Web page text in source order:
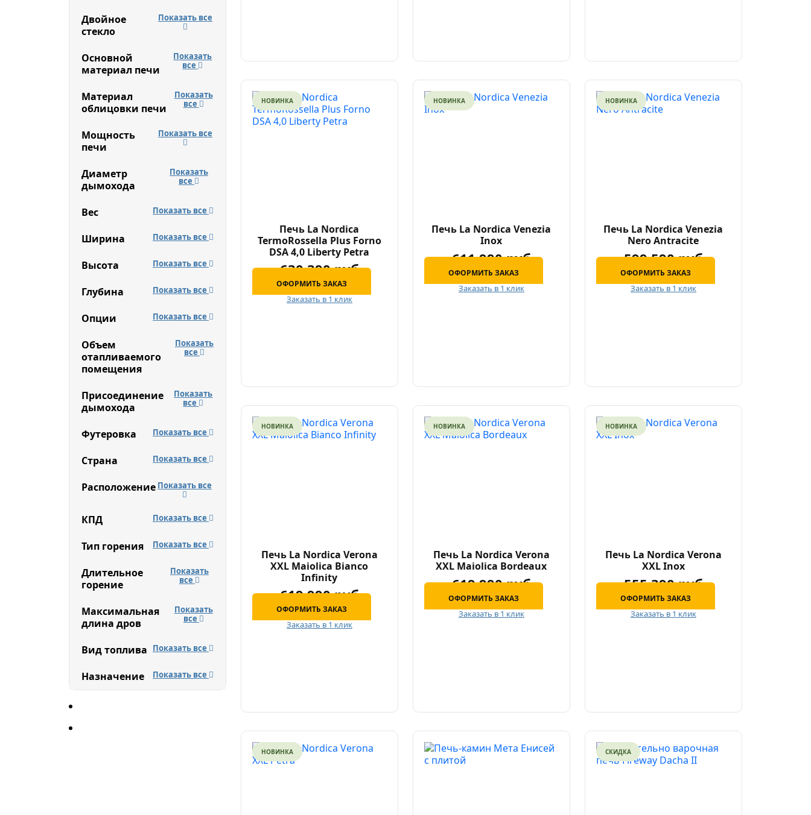
Двойное
стекло
Показать все
Основной
материал печи
Показать
все
Материал
облицовки печи
Показать
все
Мощность
печи
Показать все
Диаметр
дымохода
Показать
все
Вес Показать все
Ширина Показать все
Высота Показать все
Глубина Показать все
Опции Показать все
Объем
отапливаемого
помещения
Показать
все
Присоединение
дымохода
Показать
все
Футеровка Показать все
Страна Показать все
Расположение Показать все
КПД Показать все
Тип горения Показать все
Длительное
горение
Показать
все
Максимальная
длина дров
Показать
все
Вид топлива Показать все
Назначение Показать все
НОВИНКА
Печь La Nordica
TermoRossella Plus Forno
DSA 4,0 Liberty Petra
630 390 руб
ОФОРМИТЬ ЗАКАЗ
Заказать в 1 клик
НОВИНКА
Печь La Nordica Venezia
Inox
611 990 руб
ОФОРМИТЬ ЗАКАЗ
Заказать в 1 клик
НОВИНКА
Печь La Nordica Venezia
Nero Antracite
599 590 руб
ОФОРМИТЬ ЗАКАЗ
Заказать в 1 клик
НОВИНКА
Печь La Nordica Verona
XXL Maiolica Bianco
Infinity
619 990 руб
ОФОРМИТЬ ЗАКАЗ
Заказать в 1 клик
НОВИНКА
Печь La Nordica Verona
XXL Maiolica Bordeaux
619 990 руб
ОФОРМИТЬ ЗАКАЗ
Заказать в 1 клик
НОВИНКА
Печь La Nordica Verona
XXL Inox
555 390 руб
ОФОРМИТЬ ЗАКАЗ
Заказать в 1 клик
НОВИНКА СКИДКА